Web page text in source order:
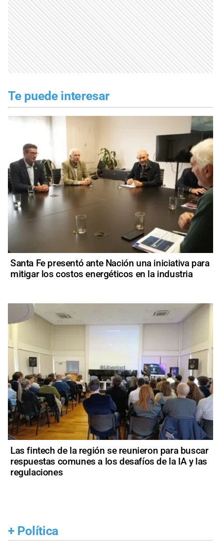
Te puede interesar
Santa Fe presentó ante Nación una iniciativa para
mitigar los costos energéticos en la industria
Las fintech de la región se reunieron para buscar
respuestas comunes a los desafíos de la IA y las
regulaciones
+ Política